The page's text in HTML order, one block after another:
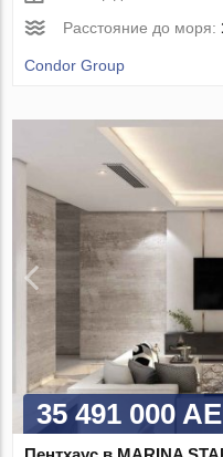
Расстояние до моря:
Condor Group
35 491 000